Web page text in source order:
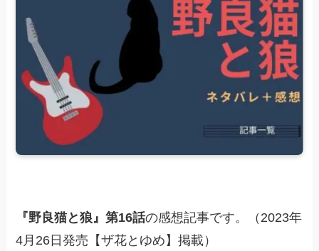
『野良猫と狼』第16話の感想記事です。（2023年
4月26日発売【ザ花とゆめ】掲載）